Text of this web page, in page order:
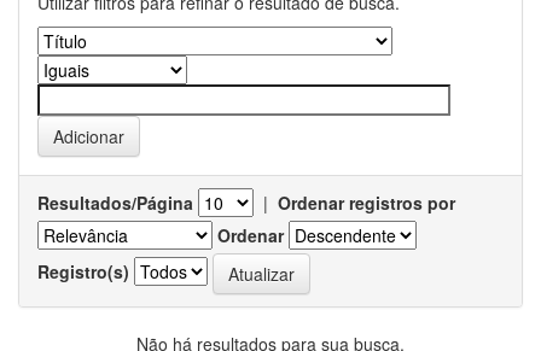
Resultados/Página | Ordenar registros por
Ordenar
Registro(s)
Não há resultados para sua busca.